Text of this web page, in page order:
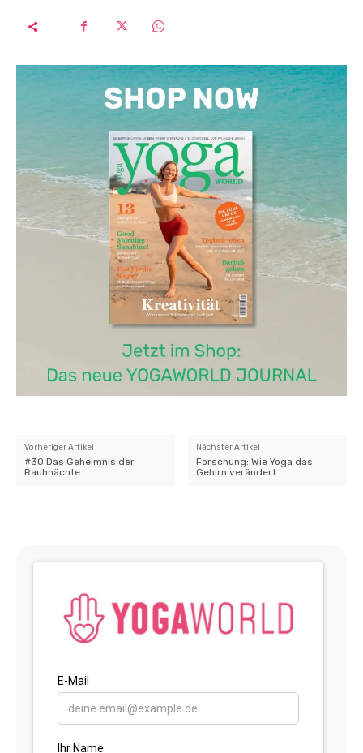
Vorheriger Artikel
#30 Das Geheimnis der
Rauhnächte
Nächster Artikel
Forschung: Wie Yoga das
Gehirn verändert